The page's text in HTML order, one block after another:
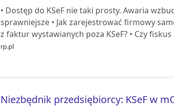
• Dostęp do KSeF nie taki prosty. Awaria
sprawniejsze • Jak zarejestrować firmowy
z faktur wystawianych poza KSeF? • Czy fiskus
rp.pl
Niezbędnik przedsiębiorcy: KSeF w